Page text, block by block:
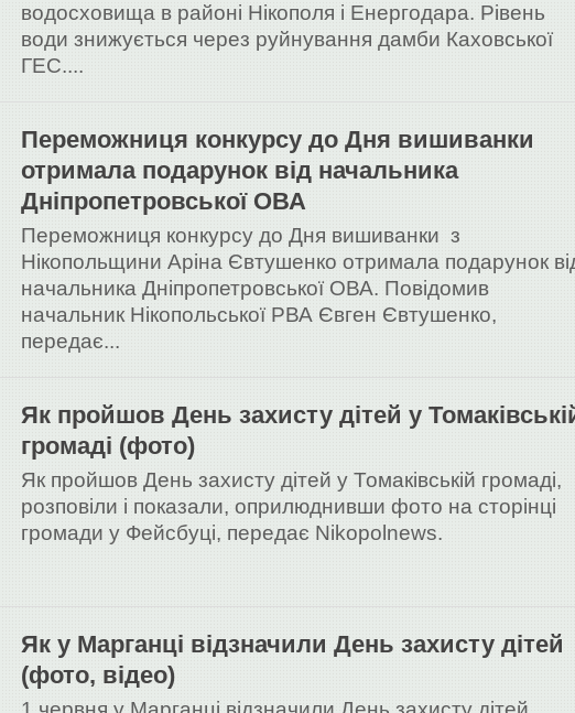
водосховища в районі Нікополя і Енергодара. Рівень
води знижується через руйнування дамби Каховської
ГЕС....
Переможниця конкурсу до Дня вишиванки
отримала подарунок від начальника
Дніпропетровської ОВА
Переможниця конкурсу до Дня вишиванки з
Нікопольщини Аріна Євтушенко отримала подарунок
начальника Дніпропетровської ОВА. Повідомив
начальник Нікопольської РВА Євген Євтушенко,
передає...
Як пройшов День захисту дітей у
громаді (фото)
Як пройшов День захисту дітей у Томаківській громаді,
розповіли і показали, оприлюднивши фото на сторінці
громади у Фейсбуці, передає Nikopolnews.
Як у Марганці відзначили День захисту дітей
(фото, відео)